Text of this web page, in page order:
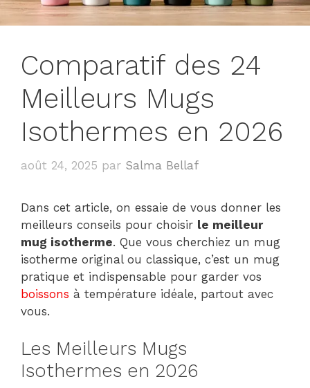
Comparatif des 24
Meilleurs Mugs
Isothermes en 2026
août 24, 2025 par Salma Bellaf
Dans cet article, on essaie de vous donner les
meilleurs conseils pour choisir le meilleur
mug isotherme. Que vous cherchiez un mug
isotherme original ou classique, c’est un mug
pratique et indispensable pour garder vos
boissons à température idéale, partout avec
vous.
Les Meilleurs Mugs
Isothermes en 2026